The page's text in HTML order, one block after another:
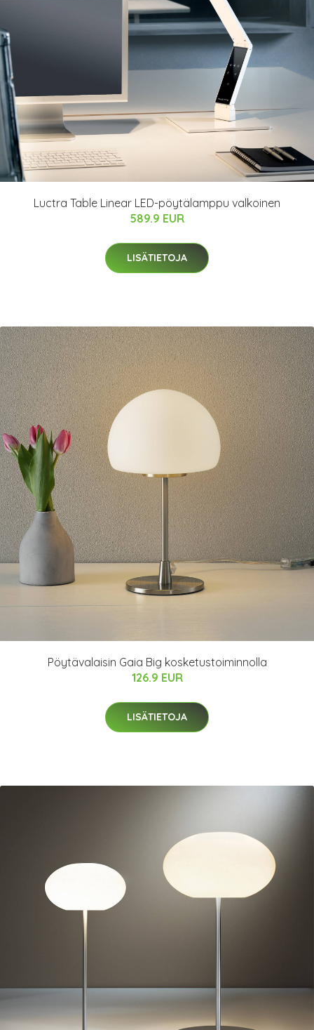
Luctra Table Linear LED-pöytälamppu valkoinen
589.9 EUR
LISÄTIETOJA
Pöytävalaisin Gaia Big kosketustoiminnolla
126.9 EUR
LISÄTIETOJA